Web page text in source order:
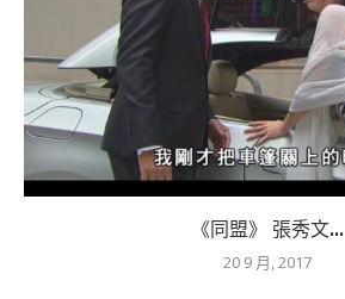
《同盟》 張秀文...
20 9 月, 2017